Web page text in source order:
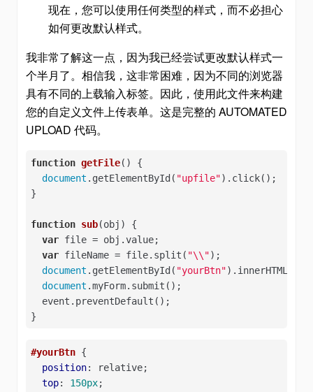
现在，您可以使用任何类型的样式，而不必担心
如何更改默认样式。
我非常了解这一点，因为我已经尝试更改默认样式一
个半月了。相信我，这非常困难，因为不同的浏览器
具有不同的上载输入标签。因此，使用此文件来构建
您的自定义文件上传表单。这是完整的 AUTOMATED
UPLOAD 代码。
function getFile( ) {
document .getElementById( "upfile").click();
}
function sub(obj ) {
var file = obj.value;
var fileName = file.split( "\\");
document .getElementById( "yourBtn").innerHTML =
document .myForm.submit();
  event.preventDefault();
}
#yourBtn {
position: relative;
top: 150px;